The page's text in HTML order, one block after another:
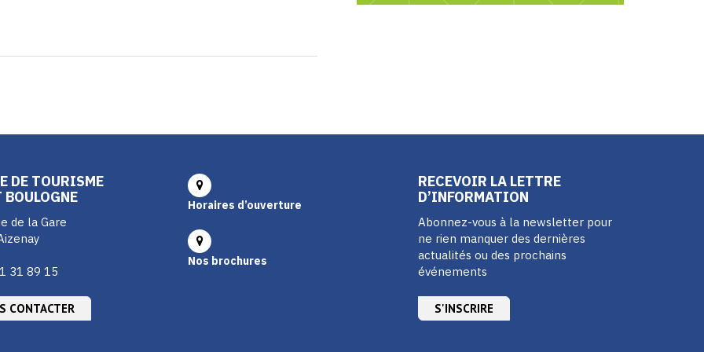
DE TOURISME
de la Gare
31 89 15
CONTACTER
Horaires d’ouverture
Nos brochures
RECEVOIR LA LETTRE
D’INFORMATION
Abonnez-vous à la newsletter pour
ne rien manquer des dernières
actualités ou des prochains
événements
S'INSCRIRE